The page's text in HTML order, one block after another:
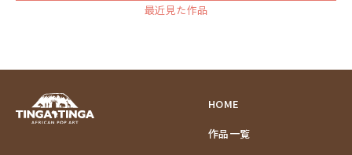
最近見た作品
HOME
作品一覧